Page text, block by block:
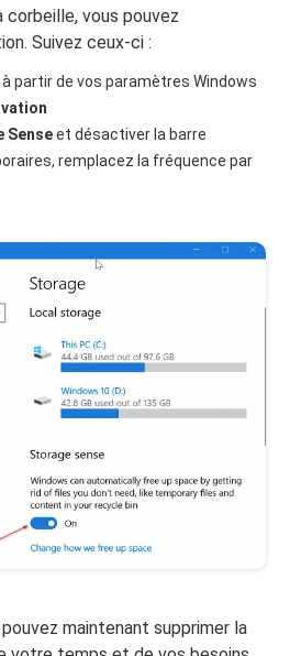
vous pouvez
Suivez ceux-ci :
partir de vos paramètres Windows
Senseet désactiver la barre
remplacez la fréquence par
maintenant supprimer la